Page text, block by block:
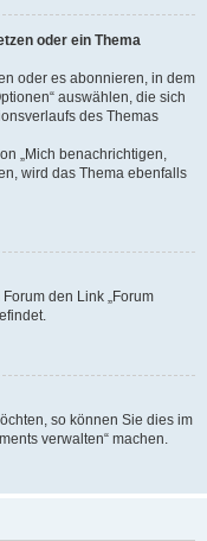
oder ein Thema
oder es abonnieren, in dem
auswählen, die sich
des Themas
„Mich benachrichtigen,
wird das Thema ebenfalls
den Link „Forum
so können Sie dies im
verwalten“ machen.